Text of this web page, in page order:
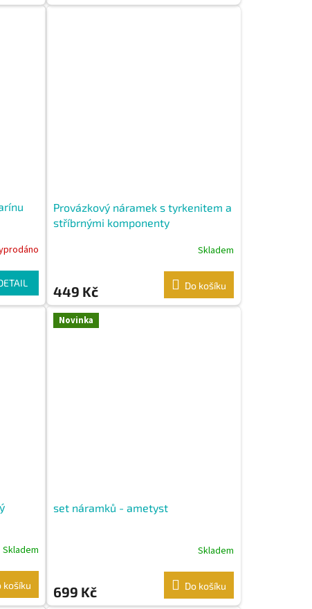
Provázkový náramek s tyrkenitem a
stříbrnými komponenty
Skladem
449 Kč Do košíku
Skladem
košíku
Novinka
set náramků - ametyst
Skladem
699 Kč Do košíku